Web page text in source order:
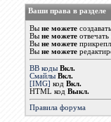
Ваши права в разделе
Вы не можете
Вы не можетеотвечать
Вы не можете
Вы не можете
BB коды Вкл.
Смайлы Вкл.
[IMG] код Вкл.
HTML код Выкл.
Правила форума